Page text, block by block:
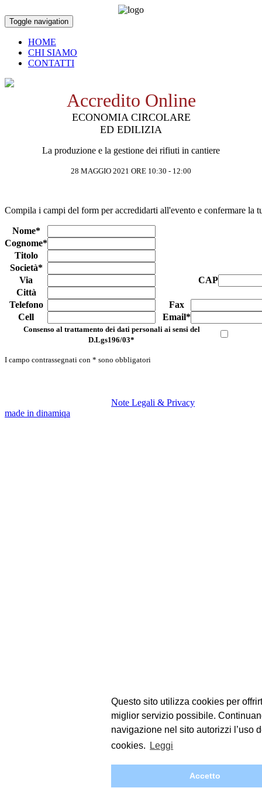
Questo sito utilizza cookies per
miglior servizio possibile.
navigazione nel sito autorizzi l’uso
cookies.
Leggi
Accetto
Toggle navigation
HOME
CHI SIAMO
CONTATTI
Accredito Online
ECONOMIA CIRCOLARE
ED EDILIZIA
La produzione e la gestione dei rifiuti in cantiere
28 MAGGIO 2021 ORE 10:30 - 12:00
Compila i campi del form per accredidarti all'evento e confermare la
Nome*
Cognome*
Titolo
Società*
Via
CAP
Città
Telefono
Fax
Cell
Email*
Consenso al trattamento dei dati personali ai sensi del
D.Lgs196/03*
I campo contrassegnati con * sono obbligatori
Note Legali & Privacy
made in dinamiqa